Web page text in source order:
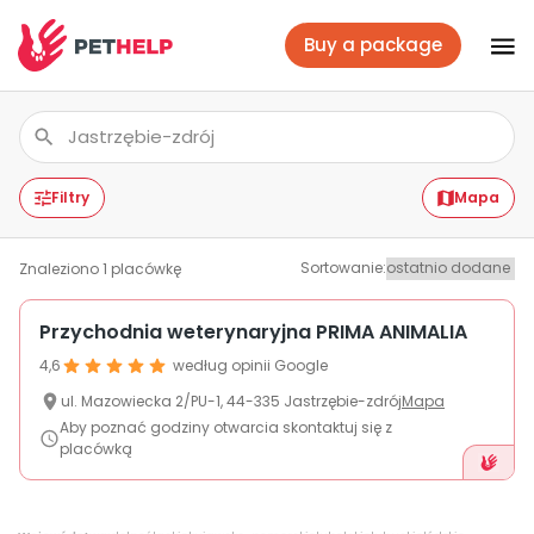
Veterinary packages
Insurance
For companies
Vet branches
Log In
Buy a package
Filtry Mapa
Znaleziono1 placówkę Sortowanie:
Przychodnia weterynaryjna PRIMA ANIMALIA
4,6
według opinii Google
ul. Mazowiecka 2/PU-1,44-335 Jastrzębie-zdrójMapa
Aby poznać godziny otwarcia skontaktuj się z
placówką